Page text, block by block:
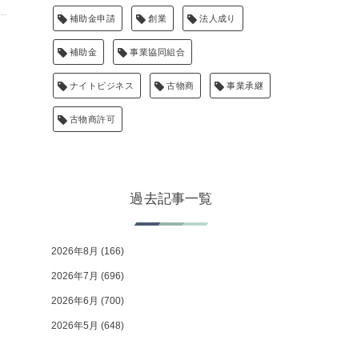
補助金申請 創業 法人成り
補助金 事業協同組合
ナイトビジネス 古物商 事業承継
古物商許可
過去記事一覧
2026年8月 (166)
2026年7月 (696)
2026年6月 (700)
2026年5月 (648)